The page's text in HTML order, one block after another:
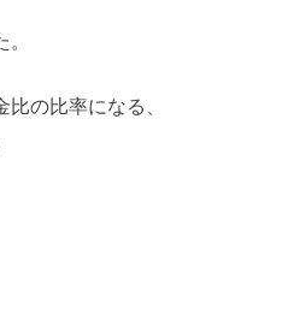
の比率になる、